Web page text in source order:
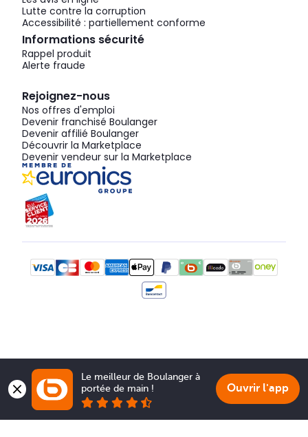
Lutte contre la corruption
Accessibilité : partiellement conforme
Informations sécurité
Rappel produit
Alerte fraude
Rejoignez-nous
Nos offres d'emploi
Devenir franchisé Boulanger
Devenir affilié Boulanger
Découvrir la Marketplace
Devenir vendeur sur la Marketplace
Le meilleur de Boulanger à
portée de main !
Ouvrir l'app